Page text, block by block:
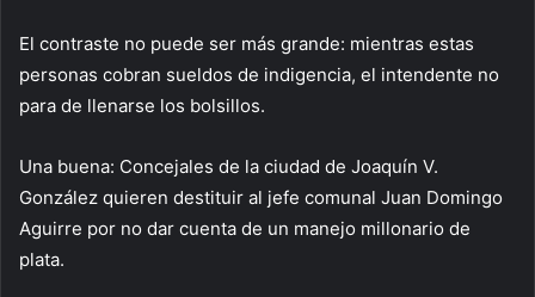
El contraste no puede ser más grande: mientras estas
personas cobran sueldos de indigencia, el intendente no
para de llenarse los bolsillos.
Una buena: Concejales de la ciudad de Joaquín V.
González quieren destituir al jefe comunal Juan Domingo
Aguirre por no dar cuenta de un manejo millonario de
plata.